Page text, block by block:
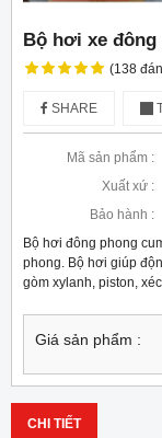
Bộ hơi xe đông
(138
SHARE
Mã sản phẩm :
Xuất xứ :
Bảo hành :
Bộ hơi đông phong
phong. Bộ hơi giúp
gòm xylanh, piston,
Giá sản phẩm :
CHI TIẾT